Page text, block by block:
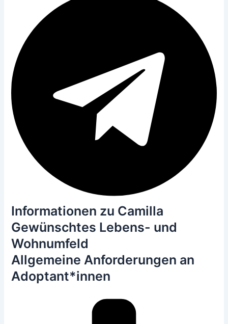
Informationen zu Camilla
Gewünschtes Lebens- und
Wohnumfeld
Allgemeine Anforderungen an
Adoptant*innen